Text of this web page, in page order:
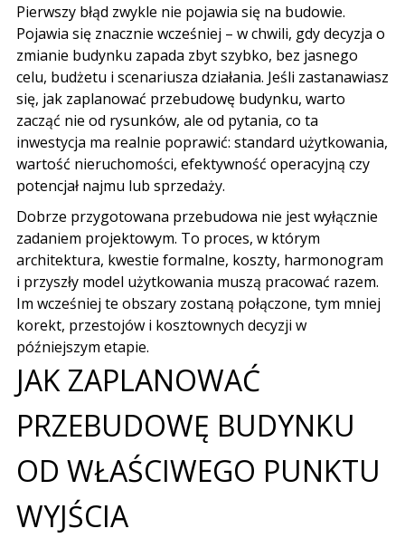
Pierwszy błąd zwykle nie pojawia się na budowie.
Pojawia się znacznie wcześniej – w chwili, gdy decyzja o
zmianie budynku zapada zbyt szybko, bez jasnego
celu, budżetu i scenariusza działania. Jeśli zastanawiasz
się, jak zaplanować przebudowę budynku, warto
zacząć nie od rysunków, ale od pytania, co ta
inwestycja ma realnie poprawić: standard użytkowania,
wartość nieruchomości, efektywność operacyjną czy
potencjał najmu lub sprzedaży.
Dobrze przygotowana przebudowa nie jest wyłącznie
zadaniem projektowym. To proces, w którym
architektura, kwestie formalne, koszty, harmonogram
i przyszły model użytkowania muszą pracować razem.
Im wcześniej te obszary zostaną połączone, tym mniej
korekt, przestojów i kosztownych decyzji w
późniejszym etapie.
JAK ZAPLANOWAĆ
PRZEBUDOWĘ BUDYNKU
OD WŁAŚCIWEGO PUNKTU
WYJŚCIA